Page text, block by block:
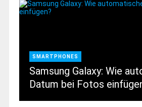
SMARTPHONES
Samsung Galaxy: Wie
Datum bei Fotos